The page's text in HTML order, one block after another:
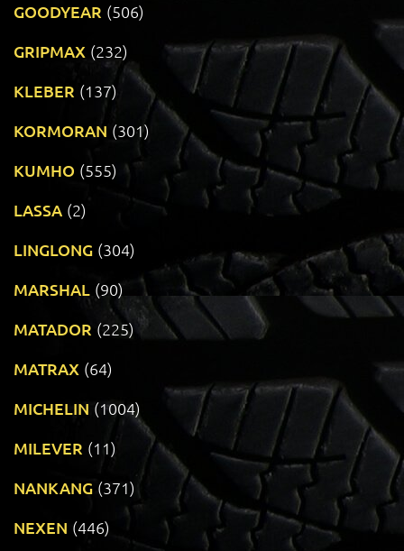
GOODYEAR (506)
GRIPMAX (232)
KLEBER (137)
KORMORAN (301)
KUMHO (555)
LASSA (2)
LINGLONG (304)
MARSHAL (90)
MATADOR (225)
MATRAX (64)
MICHELIN (1004)
MILEVER (11)
NANKANG (371)
NEXEN (446)